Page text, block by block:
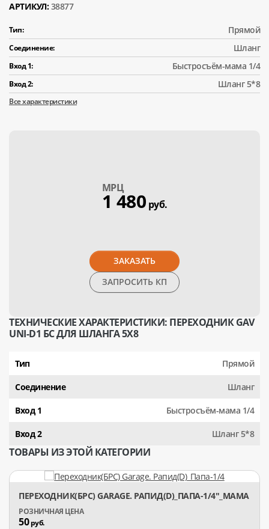
АРТИКУЛ: 38877
Тип: Прямой
Соединение: Шланг
Вход 1: Быстросъём-мама 1/4
Вход 2: Шланг 5*8
Все характеристики
МPЦ
1 480 руб.
ЗАКАЗАТЬ
ЗАПРОСИТЬ КП
ТЕХНИЧЕСКИЕ ХАРАКТЕРИСТИКИ: ПЕРЕХОДНИК GAV
UNI-D1 БС ДЛЯ ШЛАНГА 5X8
Тип Прямой
Соединение Шланг
Вход 1 Быстросъём-мама 1/4
Вход 2 Шланг 5*8
ТОВАРЫ ИЗ ЭТОЙ КАТЕГОРИИ
ПЕРЕХОДНИК(БРС) GARAGE. РАПИД(D)_ПАПА-1/4"_МАМА
50руб.